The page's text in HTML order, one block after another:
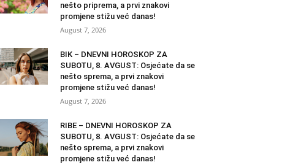
nešto priprema, a prvi znakovi
promjene stižu već danas!
August 7, 2026
BIK – DNEVNI HOROSKOP ZA
SUBOTU, 8. AVGUST: Osjećate da se
nešto sprema, a prvi znakovi
promjene stižu već danas!
August 7, 2026
RIBE – DNEVNI HOROSKOP ZA
SUBOTU, 8. AVGUST: Osjećate da se
nešto sprema, a prvi znakovi
promjene stižu već danas!